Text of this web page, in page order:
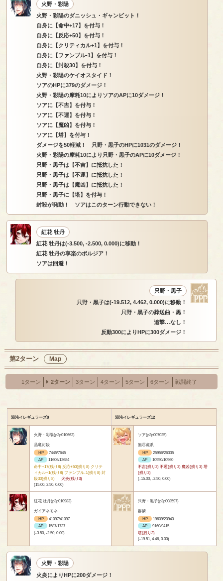
火野・彩陽
火野・彩陽のダニッシュ・ギャンビット！
自身に【命中+17】を付与！
自身に【反応+50】を付与！
自身に【クリティカル+1】を付与！
自身に【ファンブル-1】を付与！
自身に【封殺30】を付与！
火野・彩陽のケイオスタイド！
ソアのHPに379のダメージ！
火野・彩陽の摩耗10によりソアのAPに10ダメージ！
ソアに【不吉】を付与！
ソアに【不運】を付与！
ソアに【魔凶】を付与！
ソアに【塔】を付与！
ダメージを50軽減！ 只野・黒子のHPに1031のダメージ！
火野・彩陽の摩耗10により只野・黒子のAPに10ダメージ！
只野・黒子は【不吉】に抵抗した！
只野・黒子は【不運】に抵抗した！
只野・黒子は【魔凶】に抵抗した！
只野・黒子に【塔】を付与！
封殺が発動！ ソアはこのターン行動できない！
紅花 牡丹
紅花 牡丹は(-3.500, -2.500, 0.000)に移動！
紅花 牡丹の享楽のボルジア！
ソアは回避！
只野・黒子
只野・黒子は(-19.512, 4.462, 0.000)に移動！
只野・黒子の葬送曲・黒！
追撃…なし！
反動300によりHPに300ダメージ！
第2ターン Map
1ターン 2ターン 3ターン 4ターン 5ターン 6ターン 戦闘終了
混沌イレギュラーズ8 混沌イレギュラーズ12
火野・彩陽(p3p010663)
晶竜封殺
HP
7445/7645
AP
11606/12684
命中+17(残り8) 反応+50(残り8) クリテ
ィカル+1(残り8) ファンブル-1(残り8) 封
殺30(残り8)
火炎(残り3)
(15.00, 2.50, 0.00)
ソア(p3p007025)
無尽虎爪
HP
25956/26335
AP
10950/10960
不吉(残り3) 不運(残り3) 魔凶(残り3) 塔
(残り3)
(-15.00, -2.50, 0.00)
紅花 牡丹(p3p010983)
ガイアネモネ
HP
41097/41097
AP
1587/1737
(-3.50, -2.50, 0.00)
只野・黒子(p3p008597)
群鱗
HP
19609/20940
AP
9160/9415
塔(残り3)
(-19.51, 4.46, 0.00)
火野・彩陽
火炎によりHPに200ダメージ！